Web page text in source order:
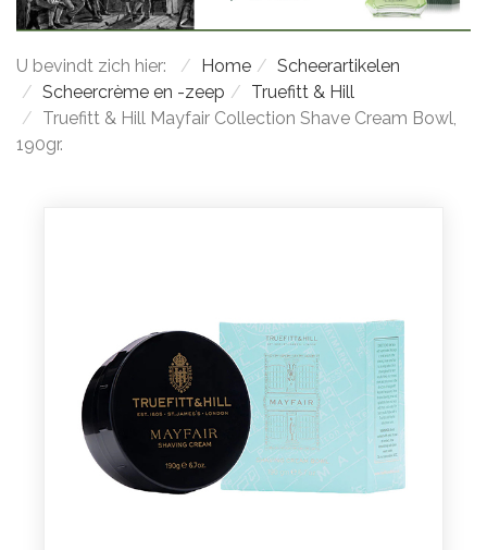
U bevindt zich hier: Home
Scheerartikelen
Scheercrème en -zeep
Truefitt & Hill
Truefitt & Hill Mayfair Collection Shave Cream Bowl,
190gr.